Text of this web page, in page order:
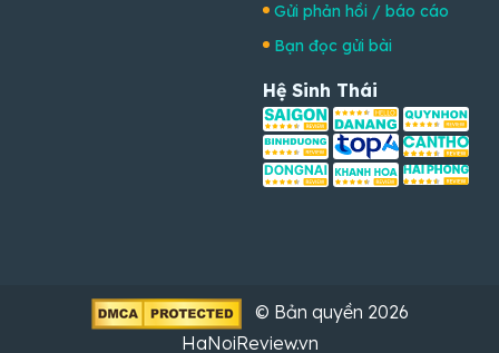
Gửi phản hồi / báo cáo
Bạn đọc gửi bài
Hệ Sinh Thái
© Bản quyền 2026
HaNoiReview.vn